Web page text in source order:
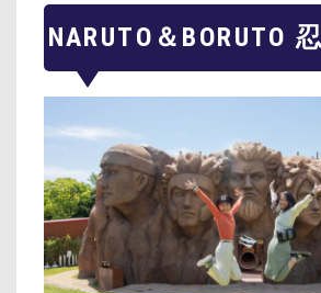
NARUTO＆BORUTO